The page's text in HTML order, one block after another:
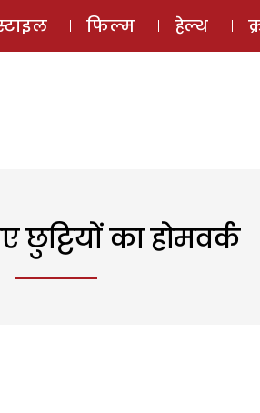
ई-मैगज़ीन
फिल्म हेल्थ
छुट्टियों का होमवर्क